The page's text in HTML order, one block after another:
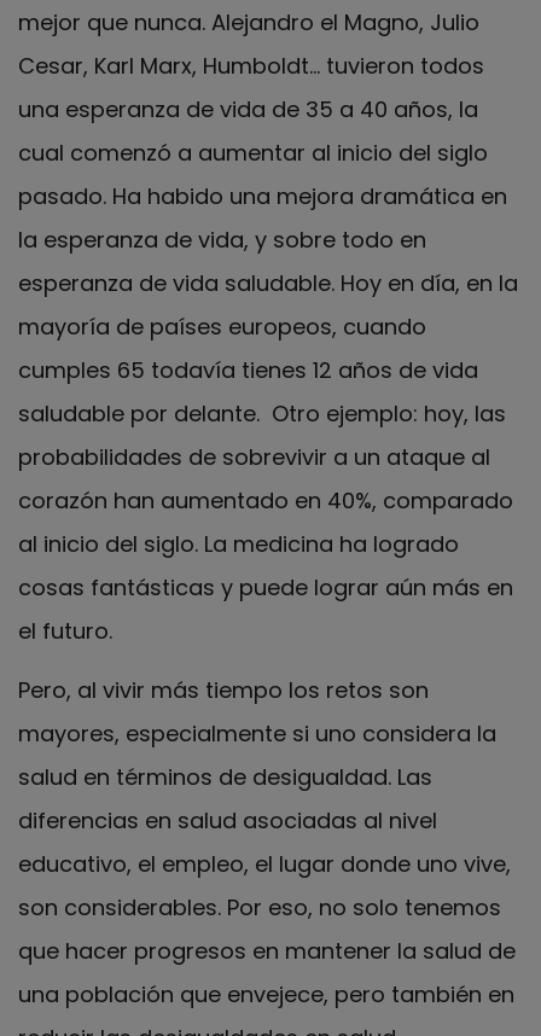
mejor que nunca. Alejandro el Magno, Julio
Cesar, Karl Marx, Humboldt... tuvieron todos
una esperanza de vida de 35 a 40 años, la
cual comenzó a aumentar al inicio del siglo
pasado. Ha habido una mejora dramática en
la esperanza de vida, y sobre todo en
esperanza de vida saludable. Hoy en día, en la
mayoría de países europeos, cuando
cumples 65 todavía tienes 12 años de vida
saludable por delante. Otro ejemplo: hoy, las
probabilidades de sobrevivir a un ataque al
corazón han aumentado en 40%, comparado
al inicio del siglo. La medicina ha logrado
cosas fantásticas y puede lograr aún más en
el futuro.
Pero, al vivir más tiempo los retos son
mayores, especialmente si uno considera la
salud en términos de desigualdad. Las
diferencias en salud asociadas al nivel
educativo, el empleo, el lugar donde uno vive,
son considerables. Por eso, no solo tenemos
que hacer progresos en mantener la salud de
una población que envejece, pero también en